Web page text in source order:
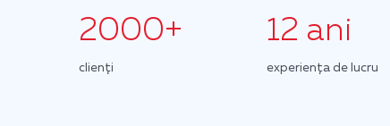
2000+
clienți
12 ani
experiența de lucru